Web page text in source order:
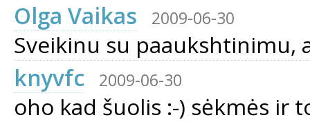
Olga Vaikas
2009-06-30
Sveikinu su paaukshtinimu,
knyvfc
2009-06-30
oho kad šuolis :-) sėkmės ir